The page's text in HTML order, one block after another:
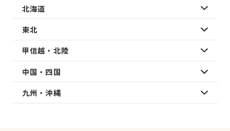
北海道
東北
甲信越・北陸
中国・四国
九州・沖縄